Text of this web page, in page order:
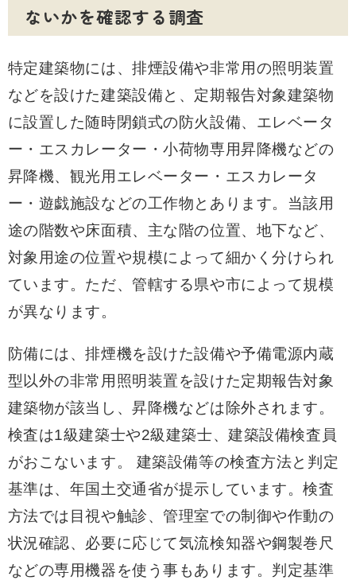
ないかを確認する調査
特定建築物には、排煙設備や非常用の照明装置
などを設けた建築設備と、定期報告対象建築物
に設置した随時閉鎖式の防火設備、エレベータ
ー・エスカレーター・小荷物専用昇降機などの
昇降機、観光用エレベーター・エスカレータ
ー・遊戯施設などの工作物とあります。当該用
途の階数や床面積、主な階の位置、地下など、
対象用途の位置や規模によって細かく分けられ
ています。ただ、管轄する県や市によって規模
が異なります。
防備には、排煙機を設けた設備や予備電源内蔵
型以外の非常用照明装置を設けた定期報告対象
建築物が該当し、昇降機などは除外されます。
検査は1級建築士や2級建築士、建築設備検査員
がおこないます。 建築設備等の検査方法と判定
基準は、年国土交通省が提示しています。検査
方法では目視や触診、管理室での制御や作動の
状況確認、必要に応じて気流検知器や鋼製巻尺
などの専用機器を使う事もあります。判定基準